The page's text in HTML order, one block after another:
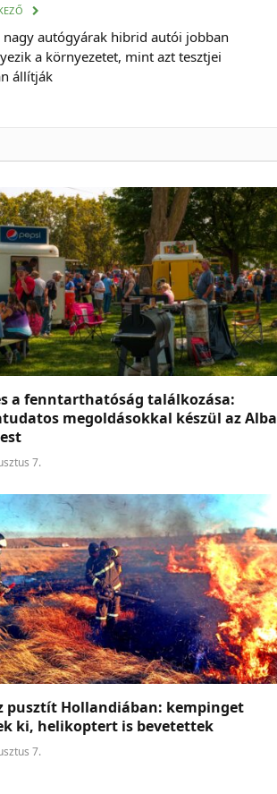
nagy autógyárak hibrid autói jobban
a környezetet, mint azt tesztjei
állítják
a fenntarthatóság találkozása:
megoldásokkal készül az Alba
7.
pusztít Hollandiában: kempinget
ki, helikoptert is bevetettek
7.